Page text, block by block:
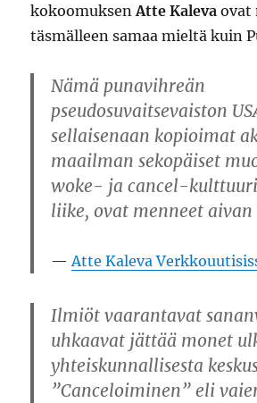
kokoomuksenAtte Kaleva ovat
täsmälleen samaa mieltä kuin
Nämä punavihreän
pseudosuvaitsevaiston
sellaisenaan kopioimat
maailman sekopäiset
woke- ja cancel-
liike, ovat menneet
Atte Kaleva
Ilmiöt vaarantavat
uhkaavat jättää monet
yhteiskunnallisesta
”Canceloiminen” eli